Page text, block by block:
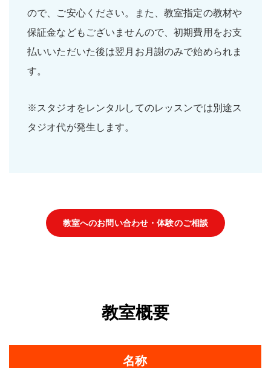
ので、ご安心ください。また、教室指定の教材や
保証金などもございませんので、初期費用をお支
払いいただいた後は翌月お月謝のみで始められま
す。
※スタジオをレンタルしてのレッスンでは別途ス
タジオ代が発生します。
教室へのお問い合わせ・体験のご相談
教室概要
名称